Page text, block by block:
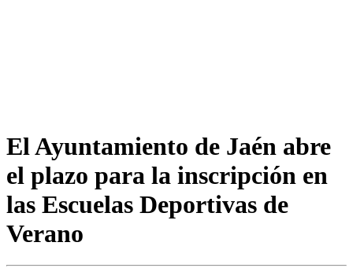
El Ayuntamiento de Jaén abre
el plazo para la inscripción en
las Escuelas Deportivas de
Verano